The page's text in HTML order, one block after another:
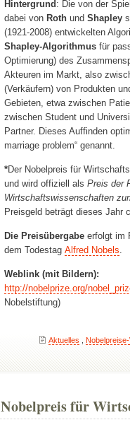
Hintergrund: Die von der
dabei von RothundShapley
(1921-2008) entwickelten
Shapley-Algorithmusfür
Optimierung) des
Akteuren im Markt, also
(Verkäufern) von Produkten
Gebieten, etwa zwischen
zwischen Student und
Partner. Dieses Auffinden
marriage problem“ genannt.
*Der Nobelpreis für
und wird offiziell als Preis der
Wirtschaftswissenschaften
Preisgeld beträgt dieses Jahr
Die Preisübergabeerfolgt im
dem Todestag Alfred Nobels
Weblink (mit Bildern):
http://nobelprize.org/
Nobelstiftung)
Aktuelles ,
Nobelpreis für